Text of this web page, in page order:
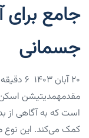
جامع
جسمانی
۲۰ آبان ۱۴۰۳
مقدمهمدیتیشن
است که به آگاهی از
کمک می‌کند. این نوع